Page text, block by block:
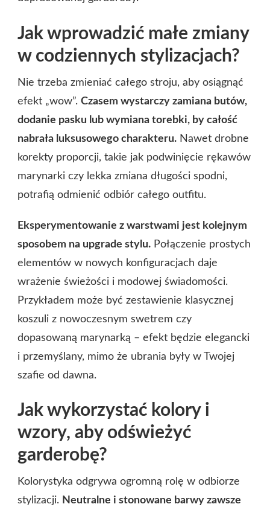
Jak wprowadzić małe zmiany
w codziennych stylizacjach?
Nie trzeba zmieniać całego stroju, aby osiągnąć
efekt „wow”. Czasem wystarczy zamiana butów,
dodanie pasku lub wymiana torebki, by całość
nabrała luksusowego charakteru. Nawet drobne
korekty proporcji, takie jak podwinięcie rękawów
marynarki czy lekka zmiana długości spodni,
potrafią odmienić odbiór całego outfitu.
Eksperymentowanie z warstwami jest kolejnym
sposobem na upgrade stylu. Połączenie prostych
elementów w nowych konfiguracjach daje
wrażenie świeżości i modowej świadomości.
Przykładem może być zestawienie klasycznej
koszuli z nowoczesnym swetrem czy
dopasowaną marynarką – efekt będzie elegancki
i przemyślany, mimo że ubrania były w Twojej
szafie od dawna.
Jak wykorzystać kolory i
wzory, aby odświeżyć
garderobę?
Kolorystyka odgrywa ogromną rolę w odbiorze
stylizacji. Neutralne i stonowane barwy zawsze